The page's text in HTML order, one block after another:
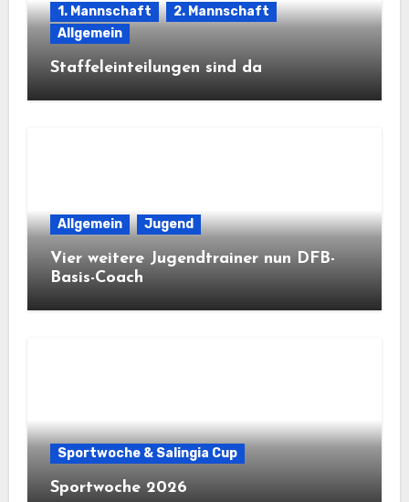
1. Mannschaft
2. Mannschaft
Allgemein
Staffeleinteilungen sind da
Allgemein Jugend
Vier weitere Jugendtrainer nun DFB-
Basis-Coach
Sportwoche & Salingia Cup
Sportwoche 2026